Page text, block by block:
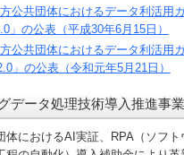
方公共団体におけるデータ利活用
」の公表（平成30年6月15日）
方公共団体におけるデータ利活用
」の公表（令和元年5月21日）
データ処理技術導入推進事業
におけるAI実証、RPA（ソフト